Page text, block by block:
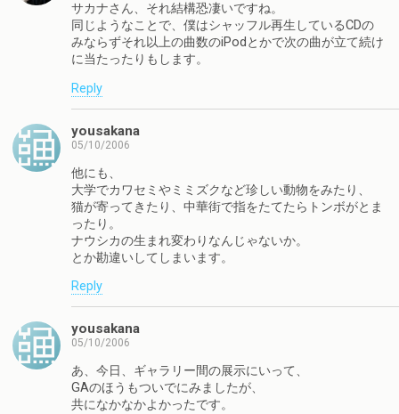
サカナさん、それ結構恐凄いですね。
同じようなことで、僕はシャッフル再生しているCDの
みならずそれ以上の曲数のiPodとかで次の曲が立て続け
に当たったりもします。
Reply
yousakana
05/10/2006
他にも、
大学でカワセミやミミズクなど珍しい動物をみたり、
猫が寄ってきたり、中華街で指をたてたらトンボがとま
ったり。
ナウシカの生まれ変わりなんじゃないか。
とか勘違いしてしまいます。
Reply
yousakana
05/10/2006
あ、今日、ギャラリー間の展示にいって、
GAのほうもついでにみましたが、
共になかなかよかったです。